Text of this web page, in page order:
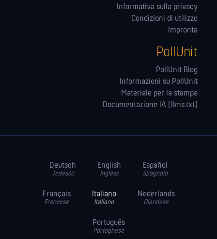
Informativa sulla privacy
Condizioni di utilizzo
Impronta
PollUnit
PollUnit Blog
Informazioni su PollUnit
Materiale per la stampa
Documentazione IA (llms.txt)
Deutsch
Tedesco
English
Inglese
Español
Spagnolo
Français
Francese
Italiano
Italiano
Nederlands
Olandese
Português
Portoghese